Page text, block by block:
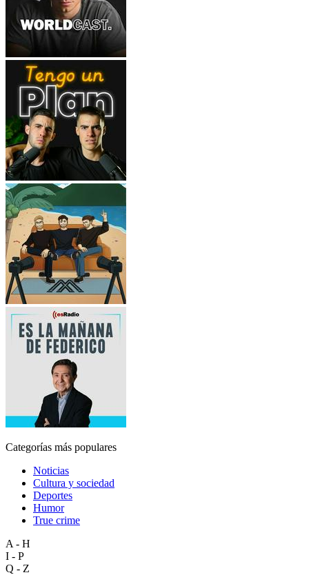
Categorías más populares
Noticias
Cultura y sociedad
Deportes
Humor
True crime
A - H
I - P
Q - Z